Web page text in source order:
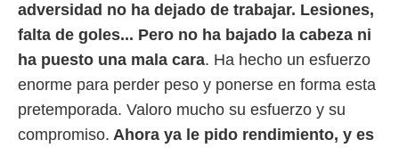
momento
en
en
adversidad no ha dejado de trabajar. Lesiones,
falta de goles... Pero no ha bajado la cabeza ni
ha puesto una mala cara. Ha hecho un esfuerzo
enorme para perder peso y ponerse en forma esta
pretemporada. Valoro mucho su esfuerzo y su
compromiso. Ahora ya le pido rendimiento, y es